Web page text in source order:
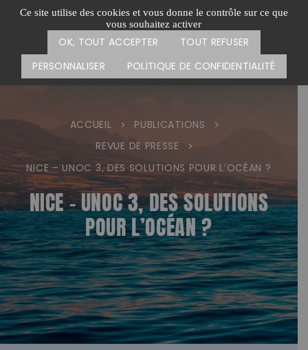
Ce site utilise des cookies et vous donne le contrôle sur ce que
vous souhaitez activer
OK, TOUT ACCEPTER
TOUT REFUSER
PERSONNALISER
POLITIQUE DE CONFIDENTIALITÉ
Passer
Menu
CARTE DES ACTIONS FAIRE UN DON
ACCUEIL > PUBLICATIONS
>
REVUE DE PRESSE
>
NICE – UNOC 3, DES SOLUTIONS POUR L’OCÉAN ?
NICE – UNOC 3, DES SOLUTIONS
POUR L’OCÉAN ?